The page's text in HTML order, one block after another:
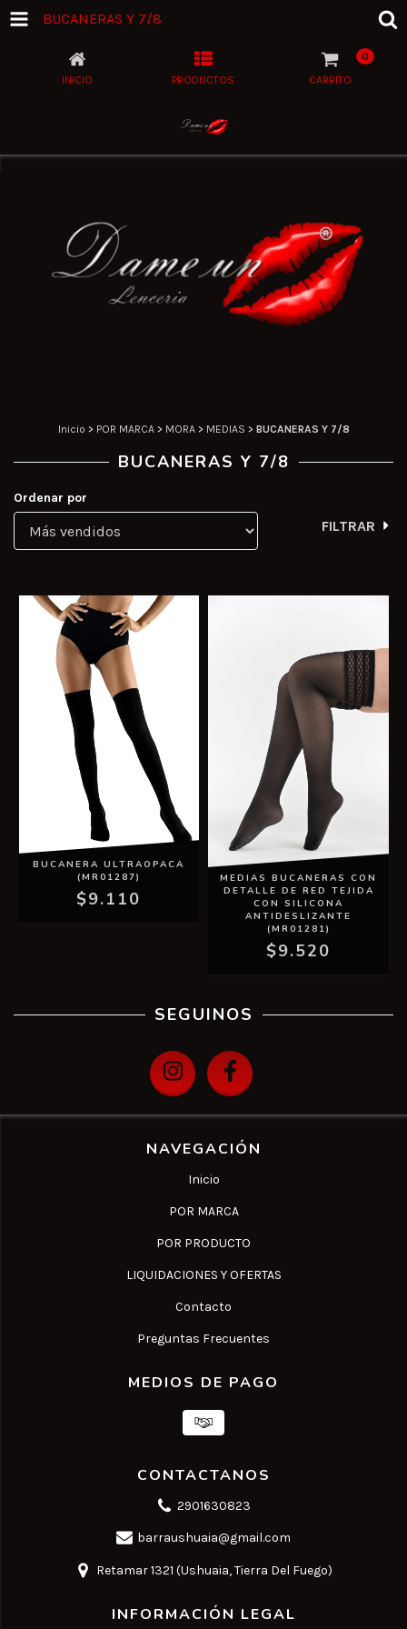
BUCANERAS Y 7/8
INICIO PRODUCTOS CARRITO
0
Inicio > POR MARCA > MORA > MEDIAS > BUCANERAS Y 7/8
BUCANERAS Y 7/8
Ordenar por
FILTRAR
BUCANERA ULTRAOPACA
(MR01287)
$9.110
MEDIAS BUCANERAS CON
DETALLE DE RED TEJIDA
CON SILICONA
ANTIDESLIZANTE
(MR01281)
$9.520
SEGUINOS
NAVEGACIÓN
Inicio
POR MARCA
POR PRODUCTO
LIQUIDACIONES Y OFERTAS
Contacto
Preguntas Frecuentes
MEDIOS DE PAGO
CONTACTANOS
2901630823
barraushuaia@gmail.com
Retamar 1321 (Ushuaia, Tierra Del Fuego)
INFORMACIÓN LEGAL